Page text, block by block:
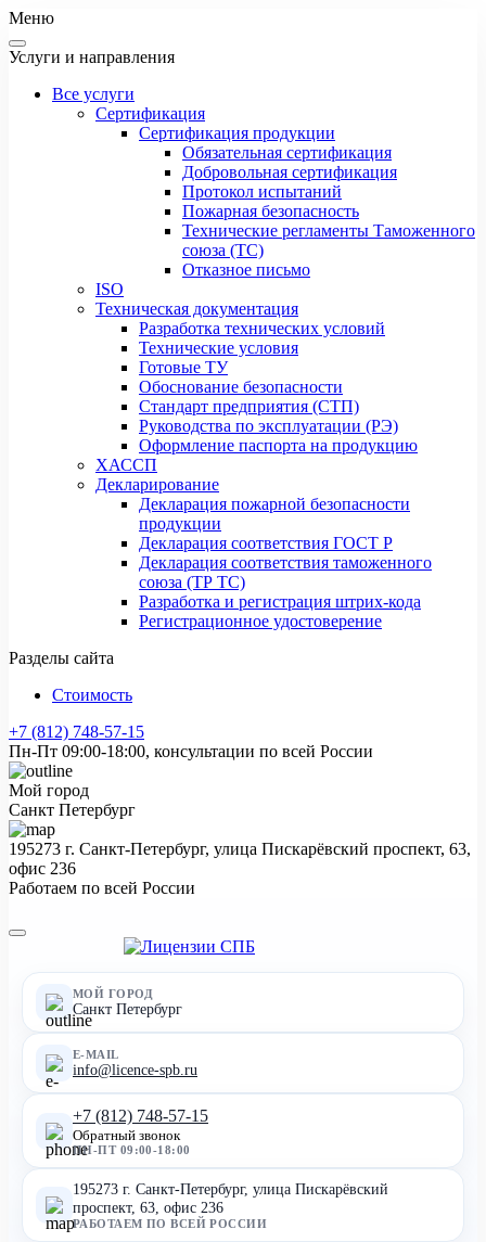
Меню
Услуги и направления
Все услуги
Сертификация
Сертификация продукции
Обязательная сертификация
Добровольная сертификация
Протокол испытаний
Пожарная безопасность
Технические регламенты Таможенного
союза (ТС)
Отказное письмо
ISO
Техническая документация
Разработка технических условий
Технические условия
Готовые ТУ
Обоснование безопасности
Стандарт предприятия (СТП)
Руководства по эксплуатации (РЭ)
Оформление паспорта на продукцию
ХАССП
Декларирование
Декларация пожарной безопасности
продукции
Декларация соответствия ГОСТ Р
Декларация соответствия таможенного
союза (ТР ТС)
Разработка и регистрация штрих-кода
Регистрационное удостоверение
Разделы сайта
Стоимость
+7 (812) 748-57-15
Пн-Пт 09:00-18:00, консультации по всей России
Мой город
Санкт Петербург
195273 г. Санкт-Петербург, улица Пискарёвский проспект, 63,
офис 236
Работаем по всей России
МОЙ ГОРОД
Санкт Петербург
E-MAIL
info@licence-spb.ru
+7 (812) 748-57-15
Обратный звонок
ПН-ПТ 09:00-18:00
195273 г. Санкт-Петербург, улица Пискарёвский
проспект, 63, офис 236
РАБОТАЕМ ПО ВСЕЙ РОССИИ